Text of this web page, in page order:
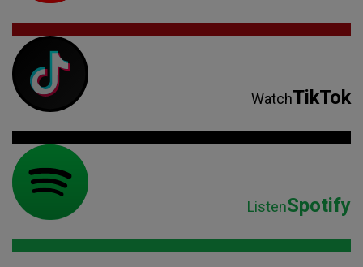
WatchTikTok
ListenSpotify